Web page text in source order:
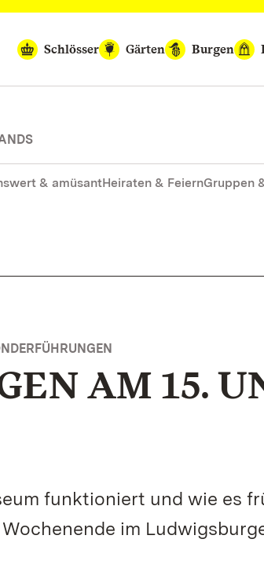
Schlösser
Gärten Burgen
& amüsantHeiraten & FeiernGruppen
AM 15.
funktioniert und wie es
im